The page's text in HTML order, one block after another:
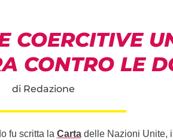
COERCITIVE
CONTRO LE
di Redazione
fu scritta la Cartadelle Nazioni Unite, i